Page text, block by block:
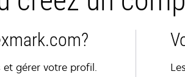
et gérer votre profil.